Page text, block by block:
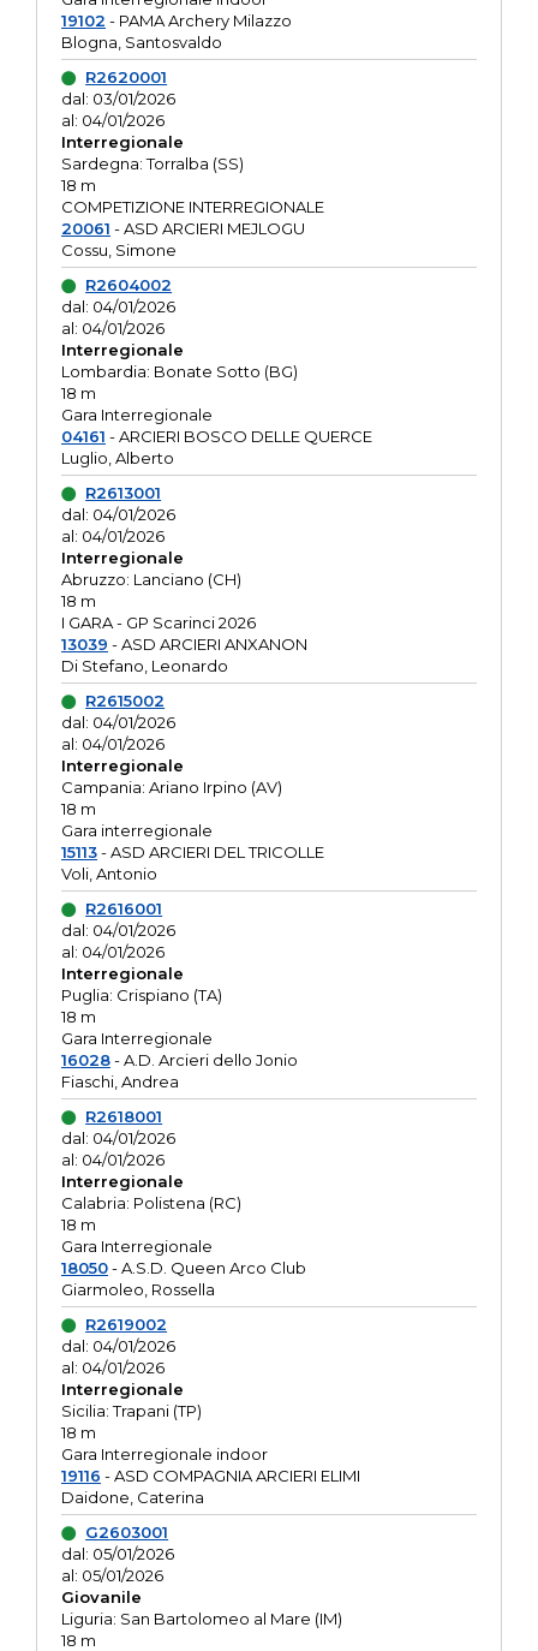
19102 - PAMA Archery Milazzo
Blogna, Santosvaldo
R2620001
dal: 03/01/2026
al: 04/01/2026
Interregionale
Sardegna: Torralba (SS)
18 m
COMPETIZIONE INTERREGIONALE
20061 - ASD ARCIERI MEJLOGU
Cossu, Simone
R2604002
dal: 04/01/2026
al: 04/01/2026
Interregionale
Lombardia: Bonate Sotto (BG)
18 m
Gara Interregionale
04161 - ARCIERI BOSCO DELLE QUERCE
Luglio, Alberto
R2613001
dal: 04/01/2026
al: 04/01/2026
Interregionale
Abruzzo: Lanciano (CH)
18 m
I GARA - GP Scarinci 2026
13039 - ASD ARCIERI ANXANON
Di Stefano, Leonardo
R2615002
dal: 04/01/2026
al: 04/01/2026
Interregionale
Campania: Ariano Irpino (AV)
18 m
Gara interregionale
15113- ASD ARCIERI DEL TRICOLLE
Voli, Antonio
R2616001
dal: 04/01/2026
al: 04/01/2026
Interregionale
Puglia: Crispiano (TA)
18 m
Gara Interregionale
16028- A.D. Arcieri dello Jonio
Fiaschi, Andrea
R2618001
dal: 04/01/2026
al: 04/01/2026
Interregionale
Calabria: Polistena (RC)
18 m
Gara Interregionale
18050- A.S.D. Queen Arco Club
Giarmoleo, Rossella
R2619002
dal: 04/01/2026
al: 04/01/2026
Interregionale
Sicilia: Trapani (TP)
18 m
Gara Interregionale indoor
19116 - ASD COMPAGNIA ARCIERI ELIMI
Daidone, Caterina
G2603001
dal: 05/01/2026
al: 05/01/2026
Giovanile
Liguria: San Bartolomeo al Mare (IM)
18 m